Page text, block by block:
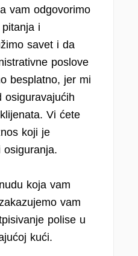
vam odgovorimo
i
savet i da
poslove
besplatno, jer mi
osiguravajućih
Vi ćete
koji je
osiguranja.
koja vam
vam
polise u
kući.